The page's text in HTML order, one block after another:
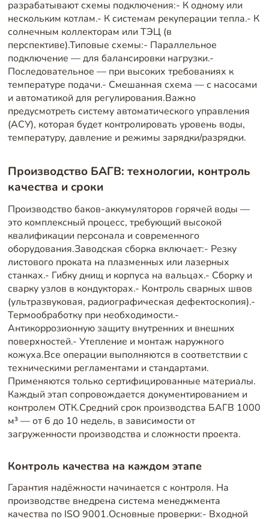
разрабатывают схемы подключения:- К одному или
нескольким котлам.- К системам рекуперации тепла.- К
солнечным коллекторам или ТЭЦ (в
перспективе).Типовые схемы:- Параллельное
подключение — для балансировки нагрузки.-
Последовательное — при высоких требованиях к
температуре подачи.- Смешанная схема — с насосами
и автоматикой для регулирования.Важно
предусмотреть систему автоматического управления
(АСУ), которая будет контролировать уровень воды,
температуру, давление и режимы зарядки/разрядки.
Производство БАГВ: технологии, контроль
качества и сроки
Производство баков-аккумуляторов горячей воды —
это комплексный процесс, требующий высокой
квалификации персонала и современного
оборудования.Заводская сборка включает:- Резку
листового проката на плазменных или лазерных
станках.- Гибку днищ и корпуса на вальцах.- Сборку и
сварку узлов в кондукторах.- Контроль сварных швов
(ультразвуковая, радиографическая дефектоскопия).-
Термообработку при необходимости.-
Антикоррозионную защиту внутренних и внешних
поверхностей.- Утепление и монтаж наружного
кожуха.Все операции выполняются в соответствии с
техническими регламентами и стандартами.
Применяются только сертифицированные материалы.
Каждый этап сопровождается документированием и
контролем ОТК.Средний срок производства БАГВ 1000
м³ — от 6 до 10 недель, в зависимости от
загруженности производства и сложности проекта.
Контроль качества на каждом этапе
Гарантия надёжности начинается с контроля. На
производстве внедрена система менеджмента
качества по ISO 9001.Основные проверки:- Входной